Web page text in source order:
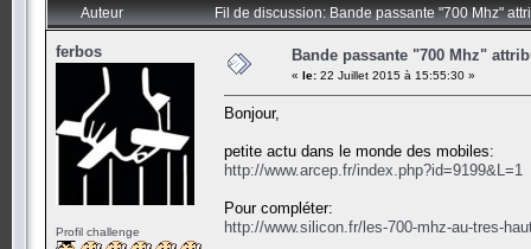
Auteur Fil de discussion: Bande passante "700 Mhz"
ferbos
Profil challenge
Bande passante "700 Mhz"
« le: 22 Juillet 2015 à 15:55:30 »
Bonjour,
petite actu dans le monde des mobiles:
http://www.arcep.fr/index.php?id=9199&L=1
Pour compléter:
http://www.silicon.fr/les-700-mhz-au-tres-